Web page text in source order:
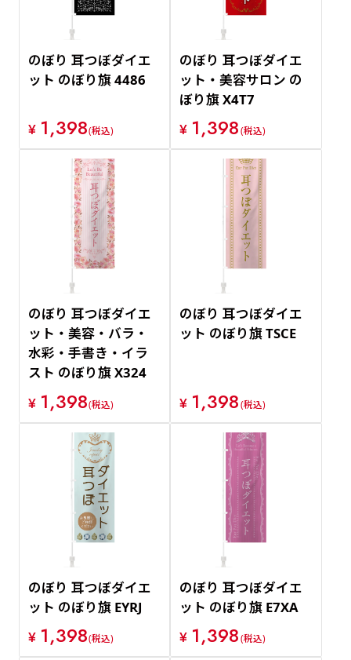
価格が高い順
のぼり 耳つぼダイエ
ット のぼり旗 4486
¥ 1,398(税込)
のぼり 耳つぼダイエ
ット・美容サロン の
ぼり旗 X4T7
¥ 1,398(税込)
のぼり 耳つぼダイエ
ット・美容・バラ・
水彩・手書き・イラ
スト のぼり旗 X324
¥ 1,398(税込)
のぼり 耳つぼダイエ
ット のぼり旗 TSCE
¥ 1,398(税込)
のぼり 耳つぼダイエ
ット のぼり旗 EYRJ
¥ 1,398(税込)
のぼり 耳つぼダイエ
ット のぼり旗 E7XA
¥ 1,398(税込)